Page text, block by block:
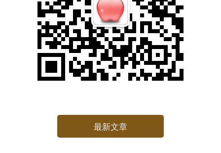
最新文章